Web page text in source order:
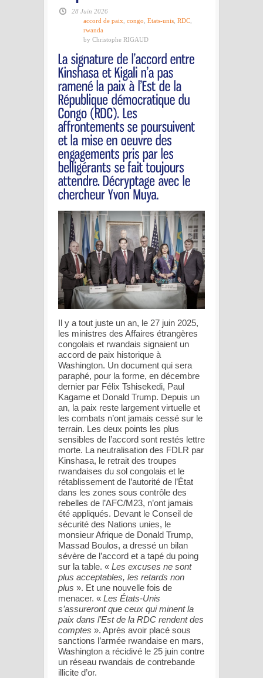
28 Juin 2026
accord de paix congo Etats-unis RDC
rwanda
by Christophe RIGAUD
Il y a tout juste un an, le 27 juin 2025,
les ministres des Affaires étrangères
congolais et rwandais signaient un
accord de paix historique à
Washington. Un document qui sera
paraphé, pour la forme, en décembre
dernier par Félix Tshisekedi, Paul
Kagame et Donald Trump. Depuis un
an, la paix reste largement virtuelle et
les combats n’ont jamais cessé sur le
terrain. Les deux points les plus
sensibles de l’accord sont restés lettre
morte. La neutralisation des FDLR par
Kinshasa, le retrait des troupes
rwandaises du sol congolais et le
rétablissement de l’autorité de l’État
dans les zones sous contrôle des
rebelles de l’AFC/M23, n’ont jamais
été appliqués. Devant le Conseil de
sécurité des Nations unies, le
monsieur Afrique de Donald Trump,
Massad Boulos, a dressé un bilan
sévère de l’accord et a tapé du poing
sur la table. « Les excuses ne sont
plus acceptables, les retards non
plus ». Et une nouvelle fois de
menacer. « Les États-Unis
s’assureront que ceux qui minent la
paix dans l’Est de la RDC rendent des
comptes ». Après avoir placé sous
sanctions l’armée rwandaise en mars,
Washington a récidivé le 25 juin contre
un réseau rwandais de contrebande
illicite d’or.